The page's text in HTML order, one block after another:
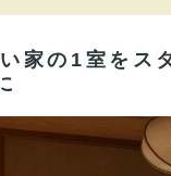
家の1室をス